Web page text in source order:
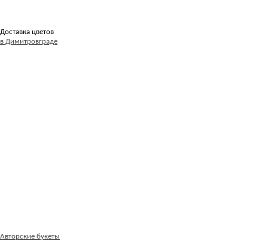
Доставка цветов
в Димитровграде
Авторские букеты